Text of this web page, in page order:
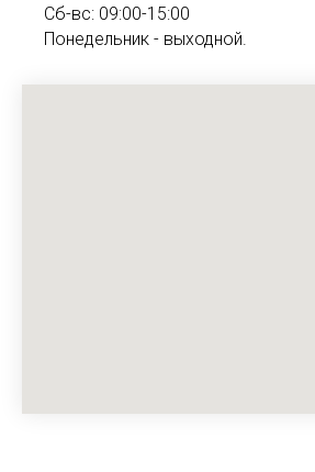
Сб-вс: 09:00-15:00
Понедельник - выходной.